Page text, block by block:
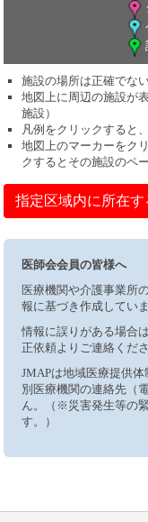
施設の場所は正確でな
地図上に周辺の施設が
施設）
凡例をクリックすると
地図上のマーカーをク
クするとその施設のペ
指定区域内に所在
医師会会員の皆様へ
医療機関や介護事業所
報に基づき作成していま
情報に誤りがある場合
正依頼よりご連絡くださ
JMAPは地域医療提供
別医療機関の連絡先（
ん。（※災害発生等の
す。）